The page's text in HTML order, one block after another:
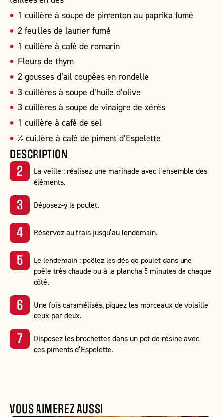
1 cuillère à soupe de pimenton au paprika fumé
2 feuilles de laurier fumé
1 cuillère à café de romarin
Fleurs de thym
2 gousses d’ail coupées en rondelle
3 cuillères à soupe d’huile d’olive
3 cuillères à soupe de vinaigre de xérès
1 cuillère à café de sel
½ cuillère à café de piment d’Espelette
DESCRIPTION
La veille : réalisez une marinade avec l’ensemble des
éléments.
Déposez-y le poulet.
Réservez au frais jusqu’au lendemain.
Le lendemain : poêlez les dés de poulet dans une
poêle très chaude ou à la plancha 5 minutes de chaque
côté.
Une fois caramélisés, piquez les morceaux de volaille
deux par deux.
Disposez les brochettes dans un pot de résine avec
des piments d’Espelette.
VOUS AIMEREZ AUSSI